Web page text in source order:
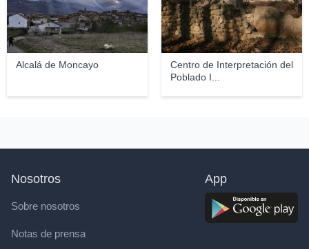
Alcalá de Moncayo
Centro de Interpretación del
Poblado I...
Nosotros
Sobre nosotros
Notas de prensa
App